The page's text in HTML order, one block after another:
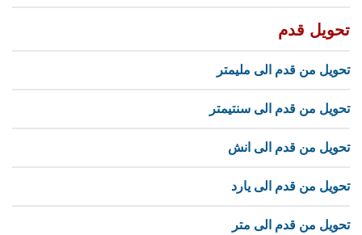
تحويل قدم
تحويل من قدم الى مليمتر
تحويل من قدم الى سنتيمتر
تحويل من قدم الى انش
تحويل من قدم الى يارد
تحويل من قدم الى متر